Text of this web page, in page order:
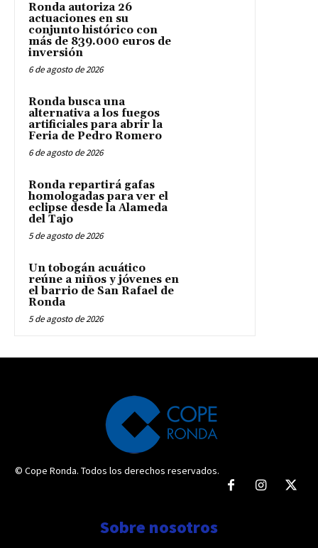
Ronda autoriza 26
actuaciones en su
conjunto histórico con
más de 839.000 euros de
inversión
6 de agosto de 2026
Ronda busca una
alternativa a los fuegos
artificiales para abrir la
Feria de Pedro Romero
6 de agosto de 2026
Ronda repartirá gafas
homologadas para ver el
eclipse desde la Alameda
del Tajo
5 de agosto de 2026
Un tobogán acuático
reúne a niños y jóvenes en
el barrio de San Rafael de
Ronda
5 de agosto de 2026
© Cope Ronda. Todos los derechos reservados.
Sobre nosotros